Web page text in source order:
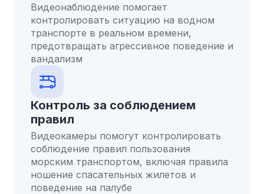
Видеонаблюдение помогает
контролировать ситуацию на водном
транспорте в реальном времени,
предотвращать агрессивное поведение и
вандализм
Контроль за соблюдением
правил
Видеокамеры помогут контролировать
соблюдение правил пользования
морским транспортом, включая правила
ношение спасательных жилетов и
поведение на палубе